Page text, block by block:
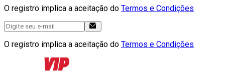
O registro implica a aceitação do Termos e Condições
O registro implica a aceitação do Termos e Condições